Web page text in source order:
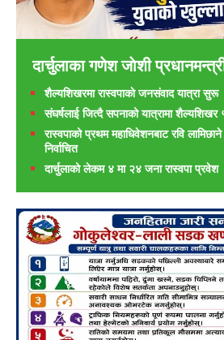
दार्चुलाका गणेश जाेशी
शैल्यशिखरमा रास्वपाकाे जनसंवाद यात्रा सुरू
संघर्षलाई जित्दै सपनाको यात्रामा
रास्वपाको प्रथम महाधिवेशनबाट रवि
निर्वाचित
दार्चुलाको लेकम ४ मा २४ जना रास्वपा प्रवेश